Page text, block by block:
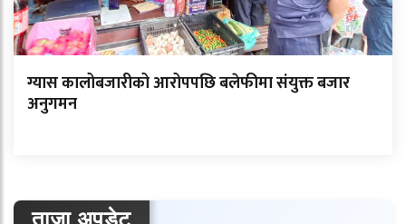
ग्यास कालोबजारीको आरोपपछि बलेफीमा संयुक्त बजार
अनुगमन